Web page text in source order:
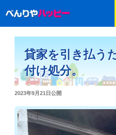
貸家を引き払う
付け処分。
投
日:
2023年9月21日公開